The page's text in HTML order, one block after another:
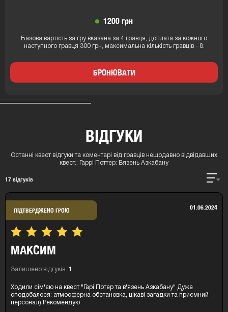
1200 грн
Базова вартість за гру вказана за 4 гравця, доплата за кожного
наступного гравця 300 грн, максимальна кількість гравців - 8.
БРОНЮВАТИ
ВІДГУКИ
Останні квест відгуки та коментарі від гравців нещодавно відвідавших
квест.:
Гаррі Поттер: Вязень Азкабану
17 відгуків
МАКСИМ
Залишено відгуків 1
01.06.2024
Ходили сім'єю на квест "Гарі Потер та в'язень Азкабану" Дуже
сподобалося: атмосферна обстановка, цікаві загадки та приємний
персонал) Рекомендую
ПІДТВЕРДЖЕНО ГРОЮ